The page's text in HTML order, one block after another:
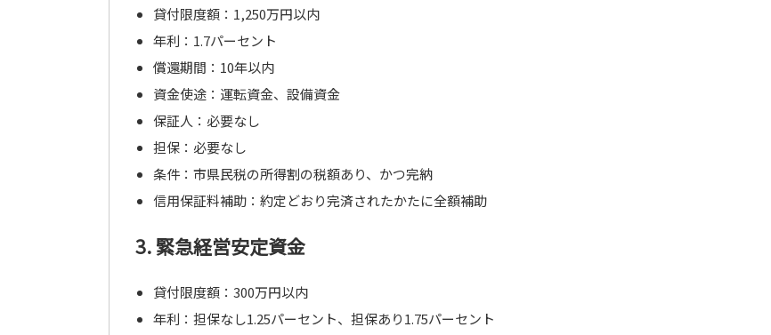
貸付限度額：1,250万円以内
年利：1.7パーセント
償還期間：10年以内
資金使途：運転資金、設備資金
保証人：必要なし
担保：必要なし
条件：市県民税の所得割の税額あり、かつ完納
信用保証料補助：約定どおり完済されたかたに全額補助
3. 緊急経営安定資金
貸付限度額：300万円以内
年利：担保なし1.25パーセント、担保あり1.75パーセント